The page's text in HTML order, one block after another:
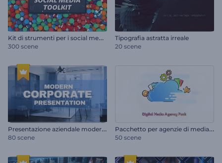
K
it di strumenti per i social media
300 scene
Tipografia astratta irreale
20 scene
P
resentazione aziendale moderna
80 scene
P
acchetto per agenzie di media digitali
50 scene